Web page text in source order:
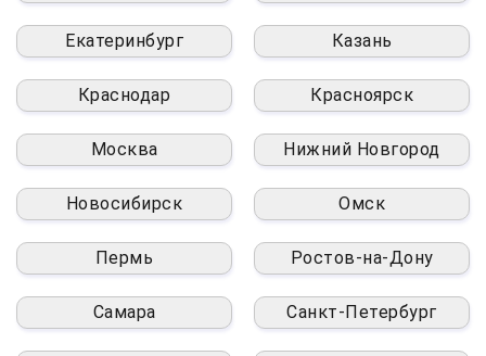
Екатеринбург Казань
Краснодар Красноярск
Москва Нижний Новгород
Новосибирск Омск
Пермь Ростов-на-Дону
Самара Санкт-Петербург